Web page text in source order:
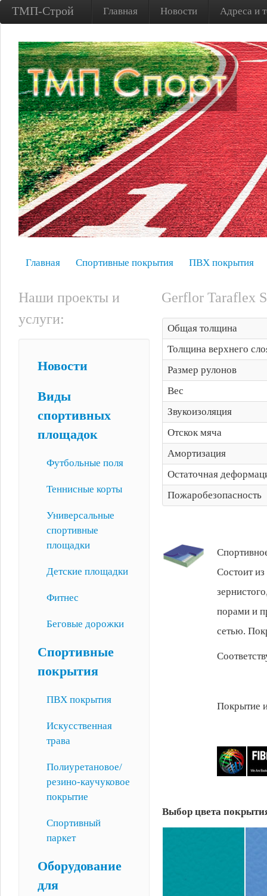
ТМП-Строй Главная Новости Адреса и
Главная Спортивные покрытия ПВХ покрытия
Наши проекты и
услуги:
Новости
Виды
спортивных
площадок
Футбольные поля
Теннисные корты
Универсальные
спортивные
площадки
Детские площадки
Фитнес
Беговые дорожки
Спортивные
покрытия
ПВХ покрытия
Искусственная
трава
Полиуретановое/
резино-каучуковое
покрытие
Спортивный
паркет
Оборудование
для
Gerflor Taraflex
Общая толщина
Толщина верхнего
Размер рулонов
Вес
Звукоизоляция
Отскок мяча
Амортизация
Остаточная
Пожаробезопасность
Состоит
порами и
сетью.
Покрытие
Выбор цвета